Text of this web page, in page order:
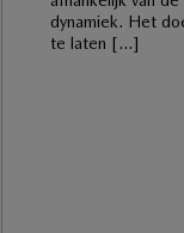
dynamiek. Het
te laten […]